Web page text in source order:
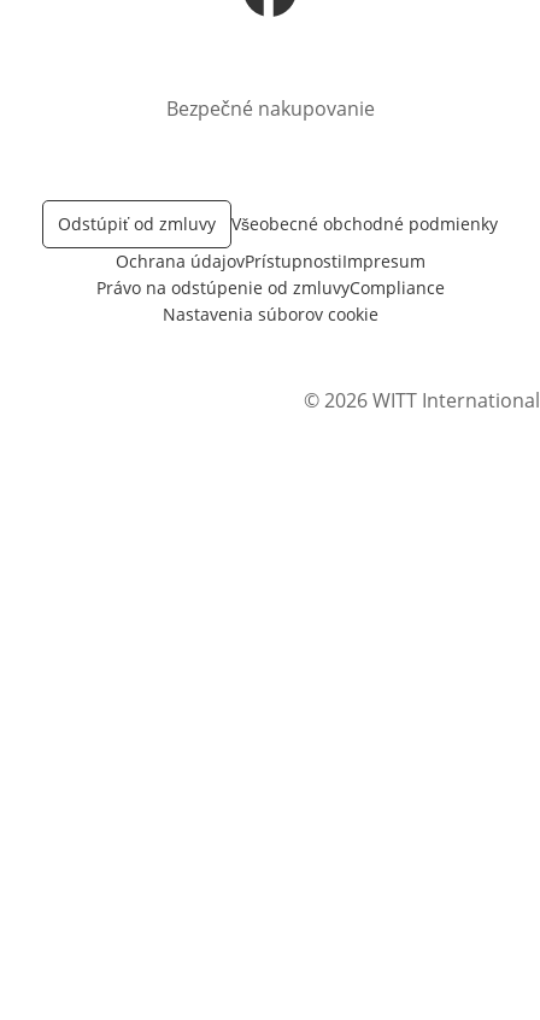
Otvorí sa vnovom okne
Bezpečné nakupovanie
Odstúpiť od zmluvy
Všeobecné obchodné podmienky
Ochrana údajovPrístupnostiImpresum
Právo na odstúpenie od zmluvyCompliance
Nastavenia súborov cookie
© 2026 WITT International